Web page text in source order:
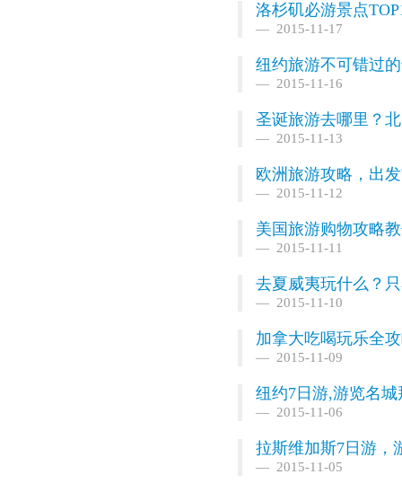
洛杉矶必游景点
2015-11-17
纽约旅游不可错过
2015-11-16
圣诞旅游去哪里？
2015-11-13
欧洲旅游攻略，出
2015-11-12
美国旅游购物攻略
2015-11-11
去夏威夷玩什么？
2015-11-10
加拿大吃喝玩乐全
2015-11-09
纽约7日游,游览名
2015-11-06
拉斯维加斯7日游，
2015-11-05